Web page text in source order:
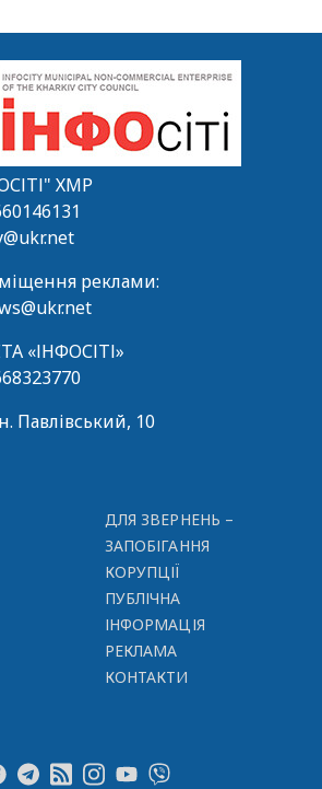
ХМР
реклами:
«ІНФОСІТІ»
Павлівський, 10
ДЛЯ ЗВЕРНЕНЬ –
ЗАПОБІГАННЯ
КОРУПЦІЇ
ПУБЛІЧНА
ІНФОРМАЦІЯ
РЕКЛАМА
КОНТАКТИ